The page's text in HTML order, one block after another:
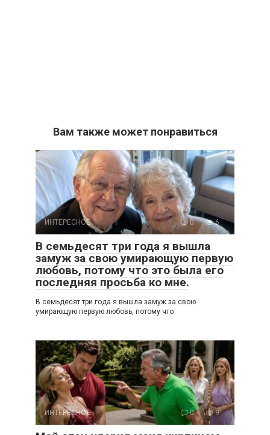
Вам также может понравиться
ИНТЕРЕСНОЕ 0 6
В семьдесят три года я вышла
замуж за свою умирающую первую
любовь, потому что это была его
последняя просьба ко мне.
В семьдесят три года я вышла замуж за свою
умирающую первую любовь, потому что
ИНТЕРЕСНОЕ 0 9